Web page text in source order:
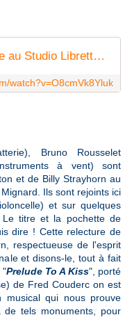
ThreeOnTheRoad Session Live au Studio Libretto, Moods
watch?v=O8cmVk8Yluk
Bruno Rousselet
à vent) sont
et de Billy Strayhorn au
Ils sont rejoints ici
et sur quelques
Le titre et la pochette de
dire ! Cette relecture de
respectueuse de l'esprit
et disons-le, tout à fait
"Prelude To A Kiss", porté
de Fred Couderc on est
musical qui nous prouve
de tels monuments, pour